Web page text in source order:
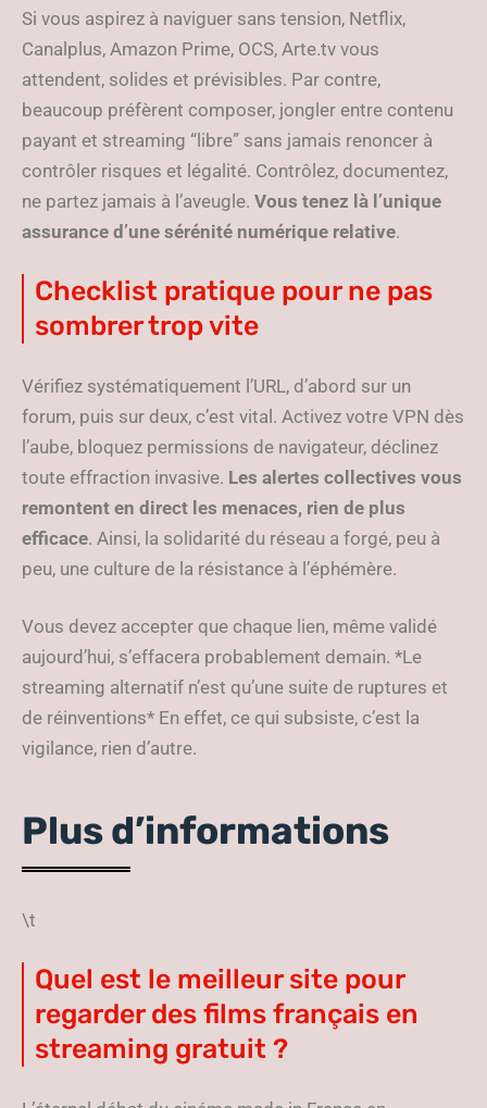
Si vous aspirez à naviguer sans tension, Netflix,
Canalplus, Amazon Prime, OCS, Arte.tv vous
attendent, solides et prévisibles. Par contre,
beaucoup préfèrent composer, jongler entre contenu
payant et streaming “libre” sans jamais renoncer à
contrôler risques et légalité. Contrôlez, documentez,
ne partez jamais à l’aveugle. Vous tenez là l’unique
assurance d’une sérénité numérique relative.
Checklist pratique pour ne pas
sombrer trop vite
Vérifiez systématiquement l’URL, d’abord sur un
forum, puis sur deux, c’est vital. Activez votre VPN dès
l’aube, bloquez permissions de navigateur, déclinez
toute effraction invasive. Les alertes collectives vous
remontent en direct les menaces, rien de plus
efficace. Ainsi, la solidarité du réseau a forgé, peu à
peu, une culture de la résistance à l’éphémère.
Vous devez accepter que chaque lien, même validé
aujourd’hui, s’effacera probablement demain. *Le
streaming alternatif n’est qu’une suite de ruptures et
de réinventions* En effet, ce qui subsiste, c’est la
vigilance, rien d’autre.
Plus d’informations
\t
Quel est le meilleur site pour
regarder des films français en
streaming gratuit ?